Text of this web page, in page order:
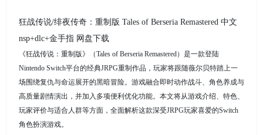
狂战传说/绯夜传奇：重制版 Tales of Berseria Remastered 中文
nsp+dlc+金手指 网盘下载
《狂战传说：重制版》（Tales of Berseria Remastered）是一款登陆
Nintendo Switch平台的经典JRPG重制作品，玩家将跟随薇尔贝特踏上一
场围绕复仇与命运展开的黑暗冒险。游戏融合即时动作战斗、角色养成与
高质量剧情演出，并加入多项便利优化功能。本文将从游戏介绍、特色、
玩家评价与适合人群等方面，全面解析这款深受JRPG玩家喜爱的Switch
角色扮演游戏。